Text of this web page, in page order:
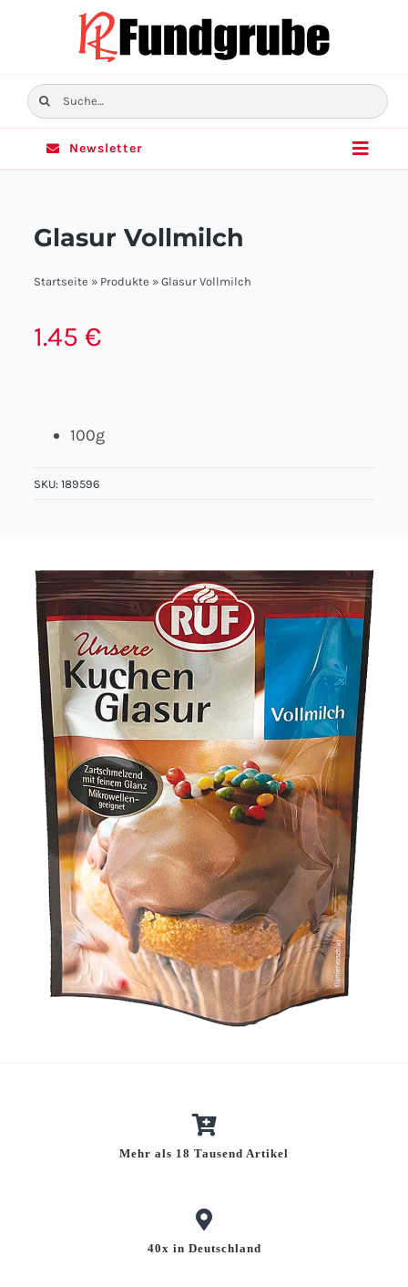
Suche
nach:
Toggle
Über uns
Newsletter
Glasur Vollmilch
Startseite » Produkte »Glasur Vollmilch
1.45€
100g
SKU:189596
Mehr als 18 Tausend Artikel
40x in Deutschland